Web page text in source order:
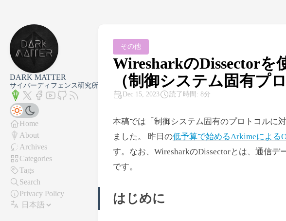
DARK MATTER
サイバーディフェンス研究所
Home
About
Archives
Categories
Tags
Search
Privacy Policy
その他
WiresharkのDissector
（制御システム固有プ
Dec 15, 2023 読了時間: 8分
本稿では「制御システム固有のプロトコルに
ました。 昨日の低予算で始めるArkimeによる
す。なお、WiresharkのDissectorとは、通信
です。
はじめに